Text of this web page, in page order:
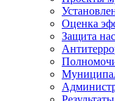
Оценка
Защита